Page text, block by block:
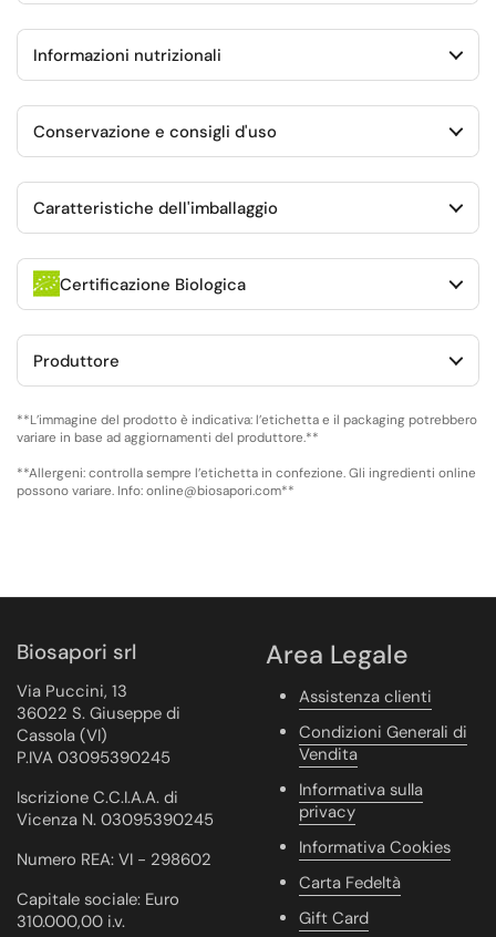
Informazioni nutrizionali
Conservazione e consigli d'uso
Caratteristiche dell'imballaggio
Certificazione Biologica
Produttore
**L’immagine del prodotto è indicativa: l’etichetta e il packaging potrebbero
variare in base ad aggiornamenti del produttore.**
**Allergeni: controlla sempre l’etichetta in confezione. Gli ingredienti online
possono variare. Info: online@biosapori.com**
Biosapori srl
Via Puccini, 13
36022 S. Giuseppe di
Cassola (VI)
P.IVA 03095390245
Iscrizione C.C.I.A.A. di
Vicenza N. 03095390245
Numero REA: VI - 298602
Capitale sociale: Euro
310.000,00 i.v.
Area Legale
Assistenza clienti
Condizioni Generali di
Vendita
Informativa sulla
privacy
Informativa Cookies
Carta Fedeltà
Gift Card